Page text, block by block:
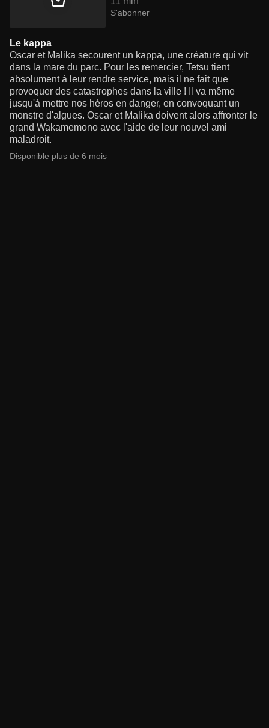
S'abonner
Le kappa
Oscar et Malika secourent un kappa, une créature qui vit
dans la mare du parc. Pour les remercier, Tetsu tient
absolument à leur rendre service, mais il ne fait que
provoquer des catastrophes dans la ville ! Il va même
jusqu'à mettre nos héros en danger, en convoquant un
monstre d'algues. Oscar et Malika doivent alors affronter le
grand Wakamemono avec l'aide de leur nouvel ami
maladroit.
Disponible plus de 6 mois